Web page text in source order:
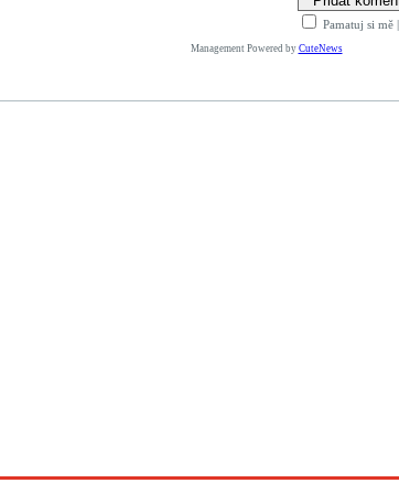
Pamatuj si mě|
Management Powered by CuteNews